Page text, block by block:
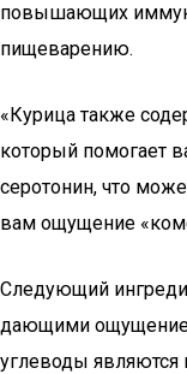
повышающих
пищеварению.
«Курица также
который помогает
серотонин, что
вам ощущение
Следующий
дающими ощущение
углеводы являются